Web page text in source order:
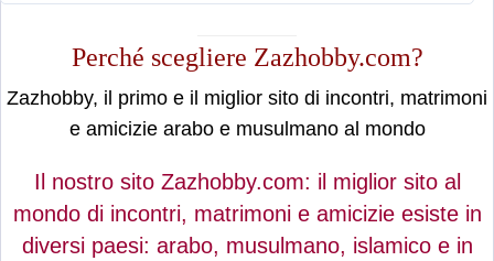
Perché scegliere Zazhobby.com?
Zazhobby, il primo e il miglior sito di incontri, matrimoni
e amicizie arabo e musulmano al mondo
Il nostro sito Zazhobby.com: il miglior sito al
mondo di incontri, matrimoni e amicizie esiste in
diversi paesi: arabo, musulmano, islamico e in